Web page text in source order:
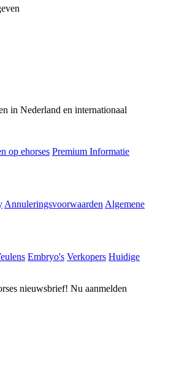
in Nederland en internationaal
op ehorses Premium Informatie
Annuleringsvoorwaarden Algemene
Embryo's Verkopers Huidige
nieuwsbrief! Nu aanmelden